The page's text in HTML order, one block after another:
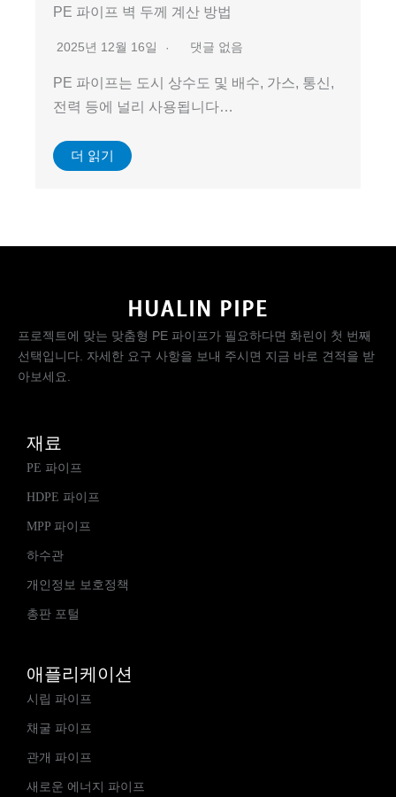
PE 파이프 벽 두께 계산 방법
2025년 12월 16일 댓글 없음
PE 파이프는 도시 상수도 및 배수, 가스, 통신,
전력 등에 널리 사용됩니다…
더 읽기
프로젝트에 맞는 맞춤형 PE 파이프가 필요하다면 화린이 첫 번째
선택입니다. 자세한 요구 사항을 보내 주시면 지금 바로 견적을 받
아보세요.
재료
PE 파이프
HDPE 파이프
MPP 파이프
하수관
개인정보 보호정책
총판 포털
애플리케이션
시립 파이프
채굴 파이프
관개 파이프
새로운 에너지 파이프